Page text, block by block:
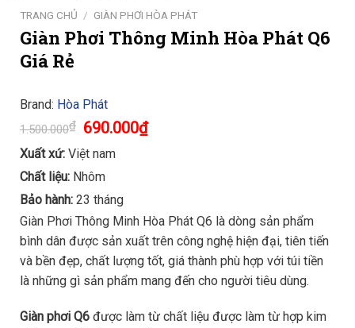
TRANG CHỦ / GIÀN PHƠI HÒA PHÁT
Giàn Phơi Thông Minh Hòa Phát Q6
Giá Rẻ
Brand: Hòa Phát
1.500.000₫ Original
price
was:
1.500.000₫.
690.000₫Current
price
Xuất xứ: Việt nam
Chất liệu: Nhôm
Bảo hành: 23 tháng
Giàn Phơi Thông Minh Hòa Phát Q6 là dòng sản phẩm
bình dân được sản xuất trên công nghệ hiện đại, tiên tiến
và bền đẹp, chất lượng tốt, giá thành phù hợp với túi tiền
là những gì sản phẩm mang đến cho người tiêu dùng.
Giàn phơi Q6 được làm từ chất liệu được làm từ hợp kim